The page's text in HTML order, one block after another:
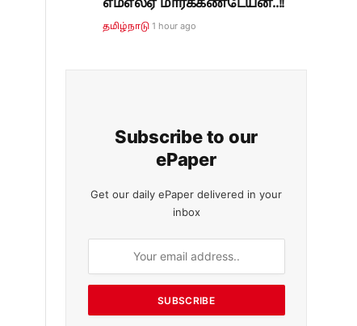
எம்எல்ஏ மார்க்கண்டேயன்..!!
தமிழ்நாடு 1 hour ago
Subscribe to our
ePaper
Get our daily ePaper delivered in your
inbox
SUBSCRIBE